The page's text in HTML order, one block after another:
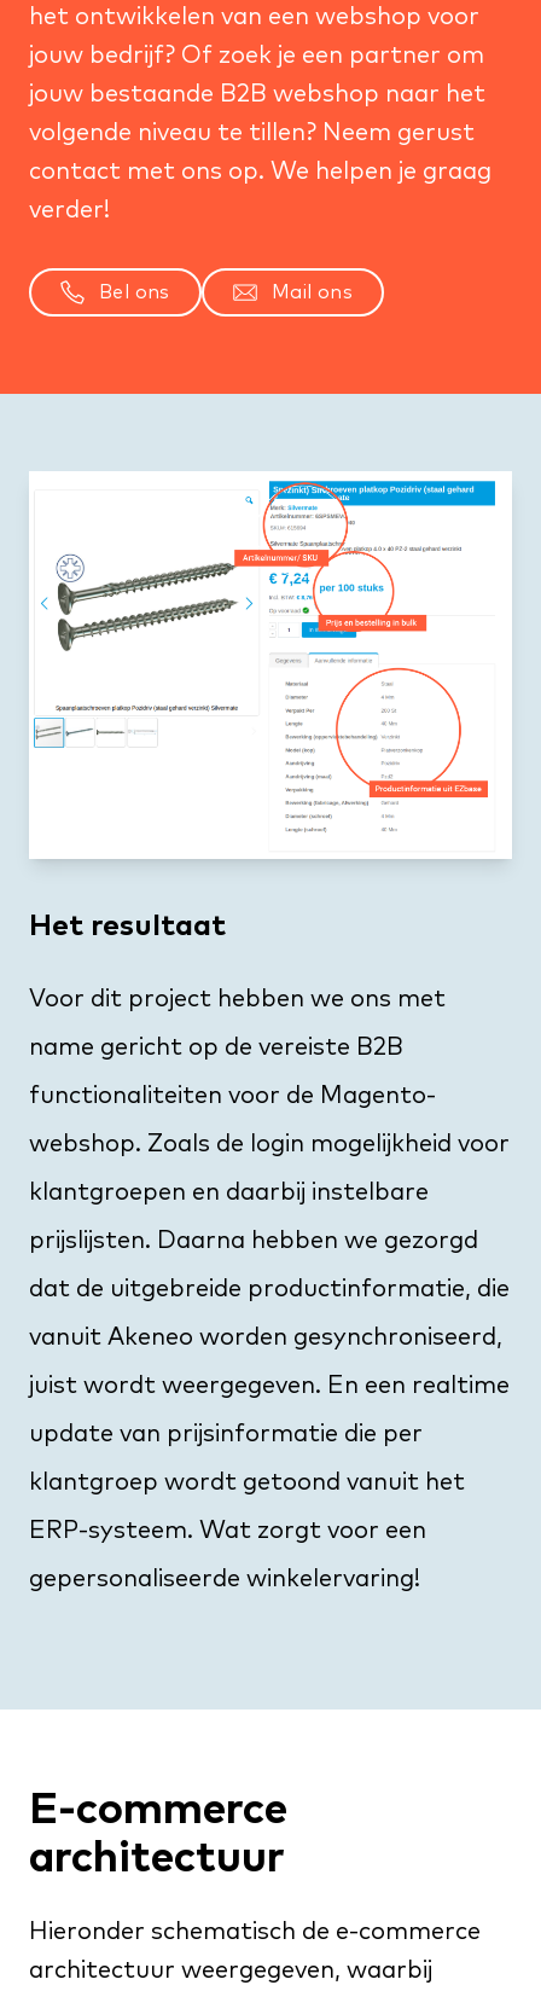
het ontwikkelen van een webshop voor
jouw bedrijf? Of zoek je een partner om
jouw bestaande B2B webshop naar het
volgende niveau te tillen? Neem gerust
contact met ons op. We helpen je graag
verder!
Bel ons Mail ons
Het resultaat
Voor dit project hebben we ons met
name gericht op de vereiste B2B
functionaliteiten voor de Magento-
webshop. Zoals de login mogelijkheid voor
klantgroepen en daarbij instelbare
prijslijsten. Daarna hebben we gezorgd
dat de uitgebreide productinformatie, die
vanuit Akeneo worden gesynchroniseerd,
juist wordt weergegeven. En een realtime
update van prijsinformatie die per
klantgroep wordt getoond vanuit het
ERP-systeem. Wat zorgt voor een
gepersonaliseerde winkelervaring!
E-commerce
architectuur
Hieronder schematisch de e-commerce
architectuur weergegeven, waarbij